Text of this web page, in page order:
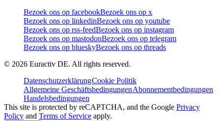
Bezoek ons op facebookBezoek ons op x
Bezoek ons op linkedinBezoek ons op youtube
Bezoek ons op rss-feedBezoek ons op instagram
Bezoek ons op mastodonBezoek ons op telegram
Bezoek ons op blueskyBezoek ons op threads
© 2026 Euractiv DE. All rights reserved.
DatenschutzerklärungCookie Politik
Allgemeine GeschäftsbedingungenAbonnementbedingungen
Handelsbedingungen
This site is protected by reCAPTCHA, and the Google Privacy
Policy and Terms of Service apply.